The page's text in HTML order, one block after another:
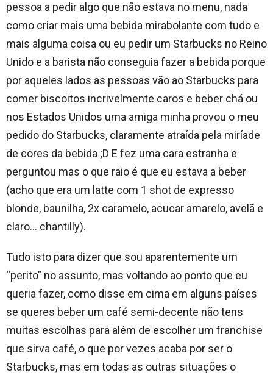
pessoa a pedir algo que não estava no menu, nada
como criar mais uma bebida mirabolante com tudo e
mais alguma coisa ou eu pedir um Starbucks no Reino
Unido e a barista não conseguia fazer a bebida porque
por aqueles lados as pessoas vão ao Starbucks para
comer biscoitos incrivelmente caros e beber chá ou
nos Estados Unidos uma amiga minha provou o meu
pedido do Starbucks, claramente atraída pela miríade
de cores da bebida ;D E fez uma cara estranha e
perguntou mas o que raio é que eu estava a beber
(acho que era um latte com 1 shot de expresso
blonde, baunilha, 2x caramelo, acucar amarelo, avelã e
claro… chantilly).
Tudo isto para dizer que sou aparentemente um
“perito” no assunto, mas voltando ao ponto que eu
queria fazer, como disse em cima em alguns países
se queres beber um café semi-decente não tens
muitas escolhas para além de escolher um franchise
que sirva café, o que por vezes acaba por ser o
Starbucks, mas em todas as outras situações o